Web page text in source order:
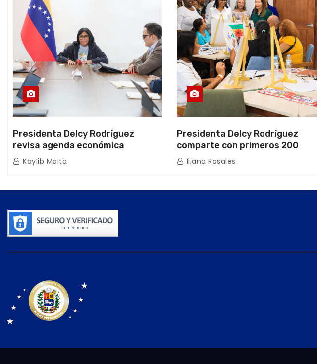
Presidenta Delcy Rodríguez
revisa agenda económica
nacional y la ejecución de fondos
de emergencia post-sismos
Kaylib Maita
Presidenta Delcy Rodríguez
comparte con primeros 200
beneficiarios de la nueva Casa de
los Abuelos “La Primavera” en
Iliana Rosales